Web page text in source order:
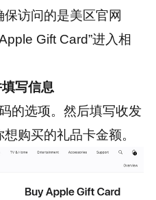
访问的是美区官网
Gift Card”进入相
写信息
的选项。然后填写收发
购买的礼品卡金额。